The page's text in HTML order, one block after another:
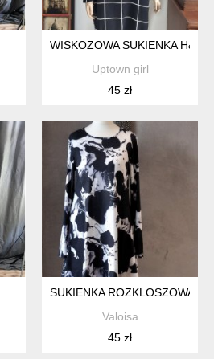
WISKOZOWA SUKIENKA H&M
Uptown girl
45 zł
SUKIENKA ROZKLOSZOWANA
Valoisa
45 zł